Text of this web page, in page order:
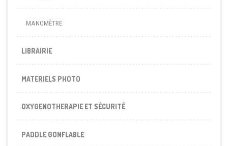
MANOMÈTRE
LIBRAIRIE
MATERIELS PHOTO
OXYGENOTHERAPIE ET SÉCURITÉ
PADDLE GONFLABLE